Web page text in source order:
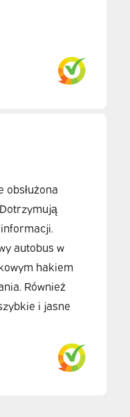
obsłużona
autobus w
hakiem
Również
i jasne